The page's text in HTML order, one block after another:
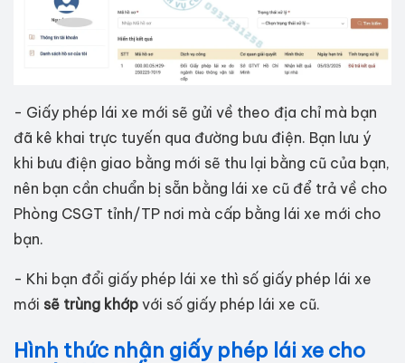
- Giấy phép lái xe mới sẽ gửi về theo địa chỉ mà bạn
đã kê khai trực tuyến qua đường bưu điện. Bạn lưu ý
khi bưu điện giao bằng mới sẽ thu lại bằng cũ của bạn,
nên bạn cần chuẩn bị sẵn bằng lái xe cũ để trả về cho
Phòng CSGT tỉnh/TP nơi mà cấp bằng lái xe mới cho
bạn.
- Khi bạn đổi giấy phép lái xe thì số giấy phép lái xe
mới sẽ trùng khớp với số giấy phép lái xe cũ.
Hình thức nhận giấy phép lái xe cho